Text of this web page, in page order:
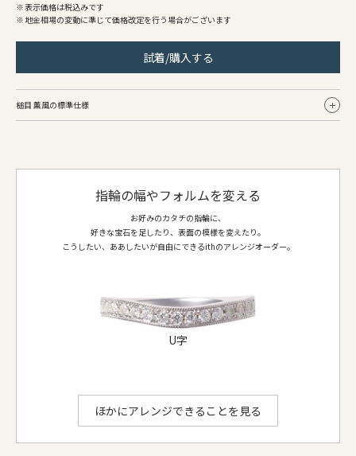
表示価格は税込みです
地金相場の変動に準じて価格改定を行う場合がございます
試着/購入する
槌目 薫風の標準仕様
Pt950 (プラチナ)
K18YG (ゴールド)
槌目春/ヘアライン
ヘアライン/槌目春
ヘアライン/槌目春
お選びいただける地金：
K18イエローゴールド、K18ピンクゴールド、K18シャンパンゴールド
指輪の幅やフォルムを変える
お好みのカタチの指輪に、
好きな宝石を足したり、表面の模様を変えたり。
こうしたい、ああしたいが自由にできるithのアレンジオーダー。
U字
V字
ほかにアレンジできることを見る